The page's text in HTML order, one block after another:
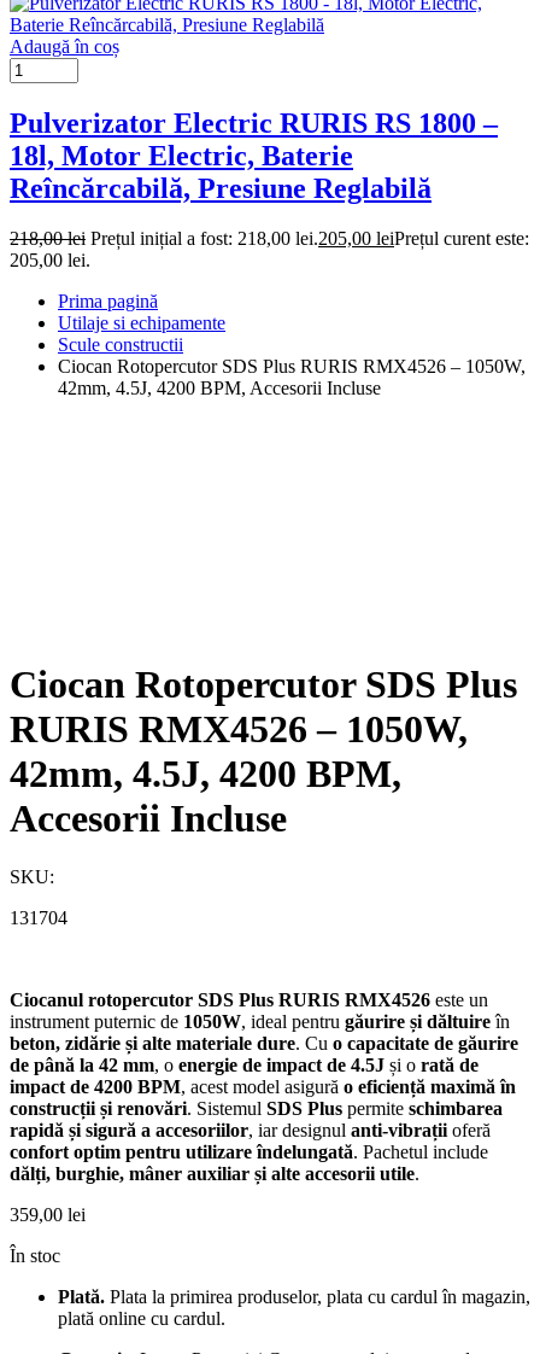
Adaugă în coș
Pulverizator Electric RURIS RS 1800 –
18l, Motor Electric, Baterie
Reîncărcabilă, Presiune Reglabilă
218,00lei Prețul inițial a fost: 218,00 lei.205,00 leiPrețul curent este:
205,00 lei.
Prima pagină
Utilaje si echipamente
Scule constructii
Ciocan Rotopercutor SDS Plus RURIS RMX4526 – 1050W,
42mm, 4.5J, 4200 BPM, Accesorii Incluse
Ciocan Rotopercutor SDS Plus
RURIS RMX4526 – 1050W,
42mm, 4.5J, 4200 BPM,
Accesorii Incluse
SKU:
131704
Ciocanul rotopercutor SDS Plus RURIS RMX4526 este un
instrument puternic de 1050W, ideal pentru găurire și dăltuireîn
beton, zidărie și alte materiale dure. Cu o capacitate de găurire
de până la 42 mm, o energie de impact de 4.5J și o rată de
impact de 4200 BPM, acest model asigură o eficiență maximă în
construcții și renovări. Sistemul SDS Plus permite schimbarea
rapidă și sigură a accesoriilor, iar designul anti-vibrații oferă
confort optim pentru utilizare îndelungată. Pachetul include
dălți, burghie, mâner auxiliar și alte accesorii utile.
359,00 lei
În stoc
Plată. Plata la primirea produselor, plata cu cardul în magazin,
plată online cu cardul.